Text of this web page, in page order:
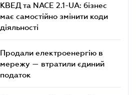
КВЕД та NACE 2.1-UA: бізнес
має самостійно змінити коди
діяльності
Продали електроенергію в
мережу — втратили єдиний
податок